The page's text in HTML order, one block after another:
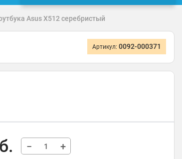
Asus X512 серебристый
Артикул: 0092-000371
− +